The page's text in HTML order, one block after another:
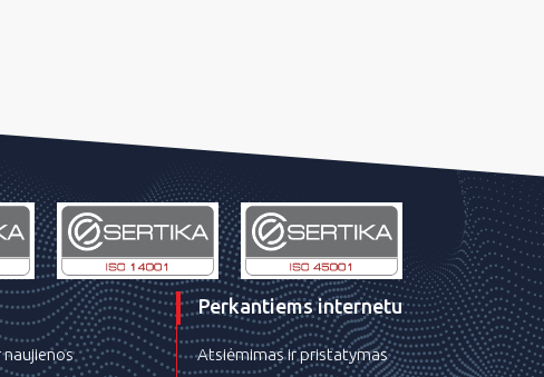
naujienos
Perkantiems internetu
Atsiėmimas ir pristatymas